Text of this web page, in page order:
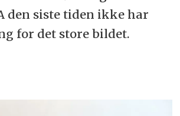
den siste tiden ikke har
for det store bildet.